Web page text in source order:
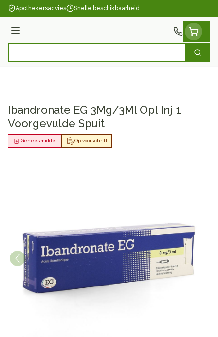
Ga naar de inhoud
Apothekersadvies Snelle beschikbaarheid
Menu
Zoek
Ibandronate EG 3Mg/3Ml Opl Inj 1
Voorgevulde Spuit
Op voorschrift
Geneesmiddel